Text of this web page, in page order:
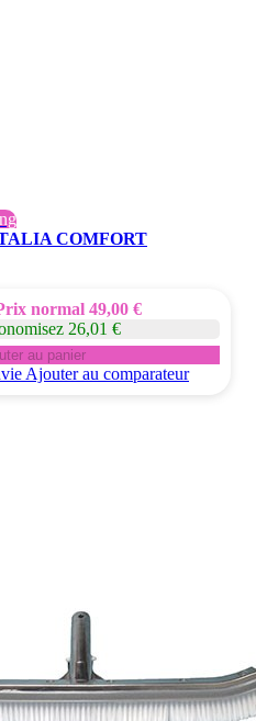
COMFORT
normal 49,00 €
26,01 €
au panier
Ajouter au comparateur